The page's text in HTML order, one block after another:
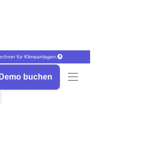
für Klimaanlagen.
Demo buchen